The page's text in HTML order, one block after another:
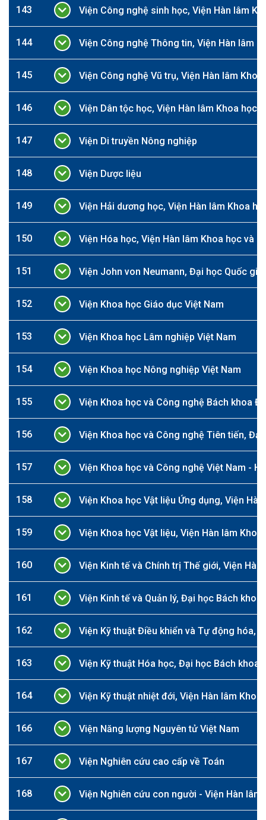
143 Viện Công nghệ sinh học, Viện Hàn lâm
144 Viện Công nghệ Thông tin, Viện Hàn lâm
145 Viện Công nghệ Vũ trụ, Viện Hàn lâm
146 Viện Dân tộc học, Viện Hàn lâm Khoa học
147 Viện Di truyền Nông nghiệp
148 Viện Dược liệu
149 Viện Hải dương học, Viện Hàn lâm Khoa
150 Viện Hóa học, Viện Hàn lâm Khoa học và
151 Viện John von Neumann, Đại học Quốc gia
152 Viện Khoa học Giáo dục Việt Nam
153 Viện Khoa học Lâm nghiệp Việt Nam
154 Viện Khoa học Nông nghiệp Việt Nam
155 Viện Khoa học và Công nghệ Bách khoa
156 Viện Khoa học và Công nghệ Tiên tiến,
157 Viện Khoa học và Công nghệ Việt Nam -
158 Viện Khoa học Vật liệu Ứng dụng, Viện
159 Viện Khoa học Vật liệu, Viện Hàn lâm
160 Viện Kinh tế và Chính trị Thế giới, Viện
161 Viện Kinh tế và Quản lý, Đại học Bách khoa
162 Viện Kỹ thuật Điều khiển và Tự động hóa,
163 Viện Kỹ thuật Hóa học, Đại học Bách khoa
164 Viện Kỹ thuật nhiệt đới, Viện Hàn lâm
166 Viện Năng lượng Nguyên tử Việt Nam
167 Viện Nghiên cứu cao cấp về Toán
168 Viện Nghiên cứu con người - Viện Hàn lâm